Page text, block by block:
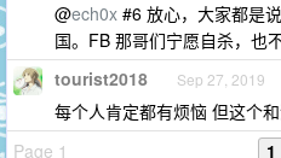
@ech0x #6 放心，大家都是
国。FB 那哥们宁愿自杀，也
tourist2018 Sep 27, 2019
每个人肯定都有烦恼 但这个
Page 1
1